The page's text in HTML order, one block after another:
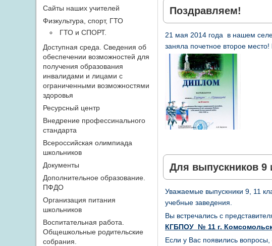
Поздравляем!
21 мая 2014 года в нашем
заняла почетное второе
Для выпускников 9
Уважаемые выпускники 9, 11
учебные заведения.
Вы встречались с
КГБПОУ № 11 г.
Если у Вас появились
Сайты наших учителей
Физкультура, спорт, ГТО
ГТО и СПОРТ.
Доступная среда. Сведения об
обеспечении возможностей для
получения образования
инвалидами и лицами с
ограниченными возможностями
здоровья
Ресурсный центр
Внедрение профессинального
стандарта
Всероссийская олимпиада
школьников
Документы
Дополнительное образование.
ПФДО
Организация питания
школьников
Воспитательная работа.
Общешкольные родительские
собрания.